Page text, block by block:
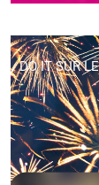
DO IT SUR